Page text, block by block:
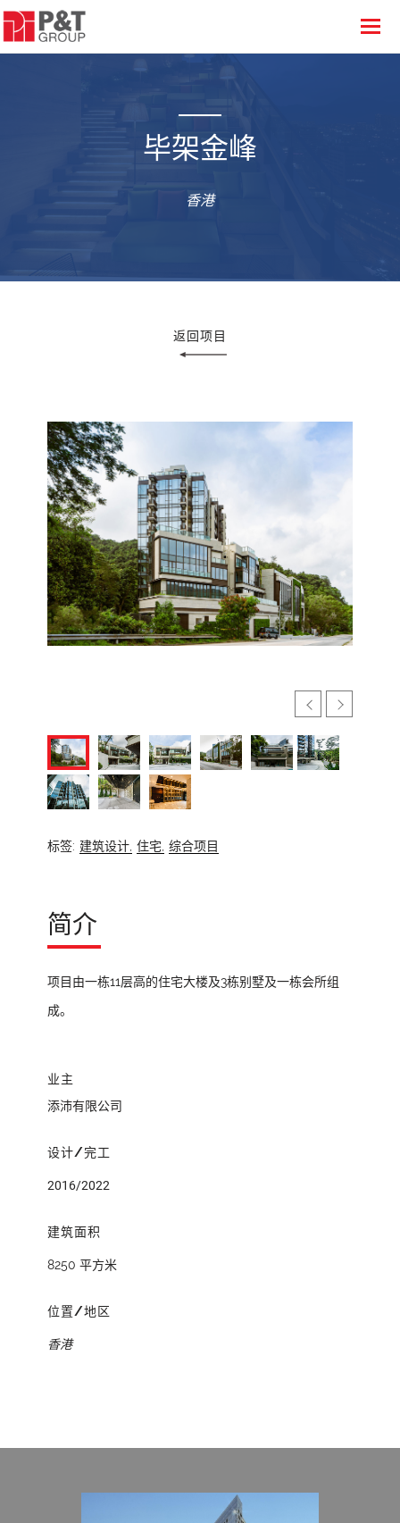
毕架金峰
香港
返回项目
标签: 建筑设计, 住宅, 综合项目
简介
项目由一栋11层高的住宅大楼及3栋别墅及一栋会所组
成。
业主
添沛有限公司
设计/完工
2016/2022
建筑面积
8250 平方米
位置/地区
香港